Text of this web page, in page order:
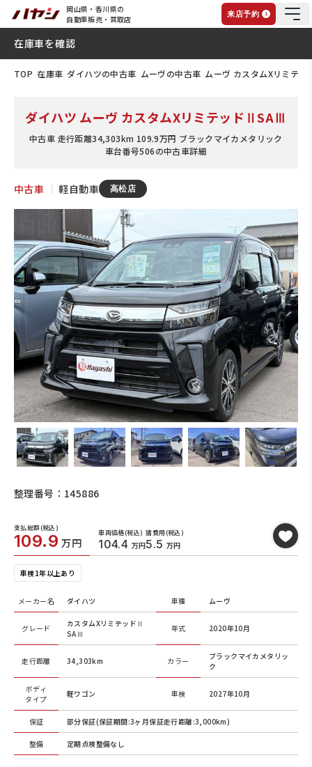
岡山県・香川県の
自動車販売・買取店
来店予約
在庫車を確認
TOP 在庫車 ダイハツの中古車 ムーヴの中古車 ムーヴ カスタムXリミテ
ダイハツ ムーヴ カスタムXリミテッドⅡSAⅢ
中古車 走行距離34,303km 109.9万円 ブラックマイカメタリック
車台番号506の中古車詳細
中古車 ｜ 軽自動車 高松店
整理番号：145886
支払総額(税込)
109.9 万円
車両価格(税込)
104.4 万円
諸費用(税込)
5.5 万円
車検1年以上あり
メーカー名 ダイハツ 車種 ムーヴ
グレード
カスタムXリミテッドⅡ
SAⅢ
年式 2020年10月
走行距離 34,303km カラー
ブラックマイカメタリッ
ク
ボディ
タイプ
軽ワゴン 車検 2027年10月
保証 部分保証(保証期間:3ヶ月保証走行距離:3,000km)
整備 定期点検整備なし